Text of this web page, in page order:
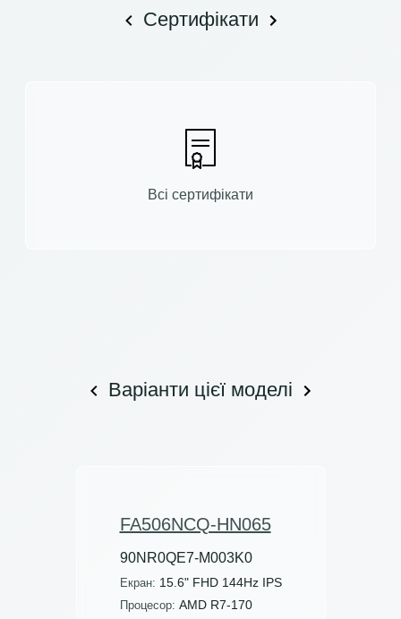
Сертифікати
Всі сертифікати
Варіанти цієї моделі
FA506NCQ-HN065
90NR0QE7-M003K0
Екран: 15.6" FHD 144Hz IPS
Процесор: AMD R7-170